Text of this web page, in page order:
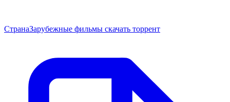
СтранаЗарубежные фильмы скачать торрент